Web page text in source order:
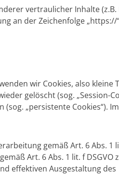
vertraulicher Inhalte (z.B.
an der Zeichenfolge „https://
wir Cookies, also kleine
gelöscht (sog. „Session-
„persistente Cookies“).
gemäß Art. 6 Abs. 1
Art. 6 Abs. 1 lit. f DSGVO
effektiven Ausgestaltung des